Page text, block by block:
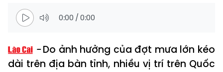
0:00 /0:00
Do ảnh hưởng của đợt mưa lớn kéo
dài trên địa bàn tỉnh, nhiều vị trí trên Quốc